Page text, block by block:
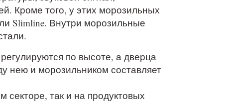
Кроме того, у этих морозильных
Slimline. Внутри морозильные
по высоте, а дверца
нею и морозильником составляет
так и на продуктовых